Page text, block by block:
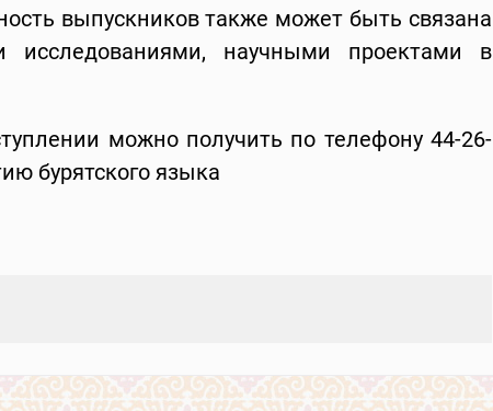
выпускников также может быть связана
исследованиями, научными проектами в
можно получить по телефону 44-26-
бурятского языка